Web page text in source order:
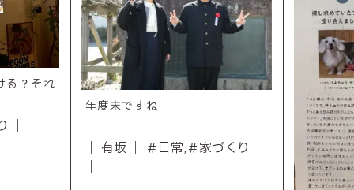
る？それ
｜
年度末ですね
｜ 有坂 ｜ ＃日常,＃家づくり